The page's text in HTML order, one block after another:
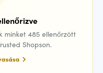
minket 485 ellenőrzött
Shopson.